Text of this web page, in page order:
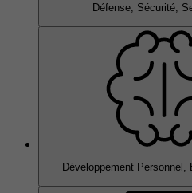
Défense, Sécurité,
Développement Personnel,